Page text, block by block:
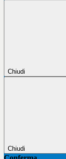
Chiudi
Chiudi